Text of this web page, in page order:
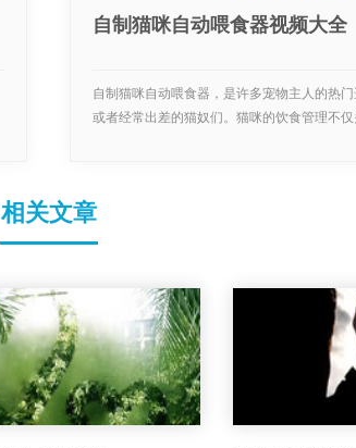
自制猫咪自动喂食器视频大全
自制猫咪自动喂食器，是许多宠物主人的热
或者经常出差的猫奴们。猫咪的饮食管理不
相关文章